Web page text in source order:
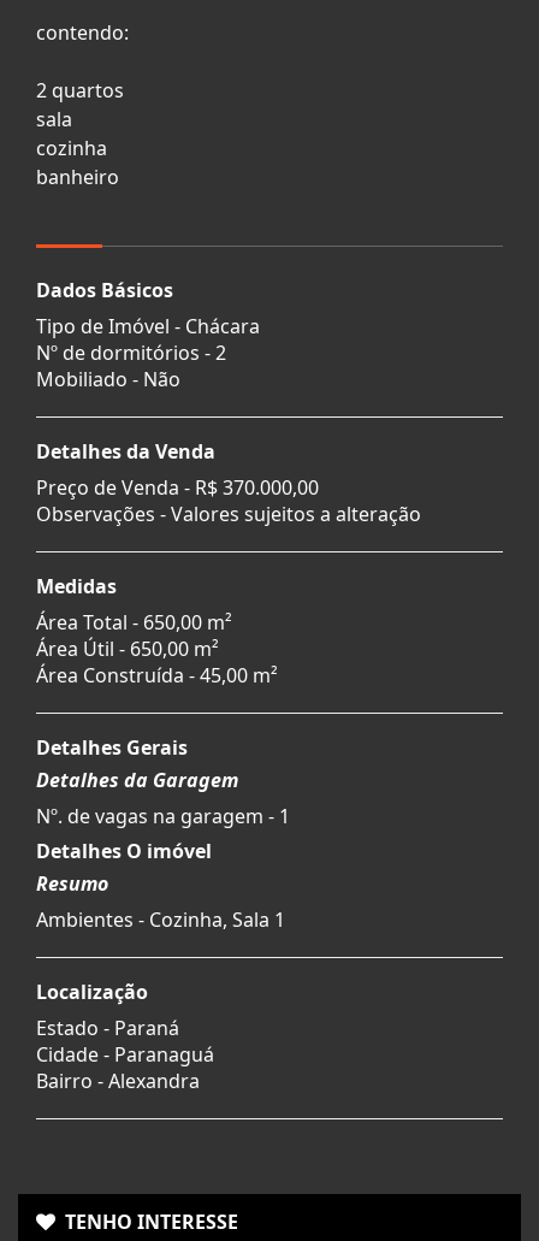
contendo:
2 quartos
sala
cozinha
banheiro
Dados Básicos
Tipo de Imóvel - Chácara
Nº de dormitórios - 2
Mobiliado - Não
Detalhes da Venda
Preço de Venda - R$ 370.000,00
Observações - Valores sujeitos a alteração
Medidas
Área Total - 650,00 m²
Área Útil - 650,00 m²
Área Construída - 45,00 m²
Detalhes Gerais
Detalhes da Garagem
Nº. de vagas na garagem - 1
Detalhes O imóvel
Resumo
Ambientes - Cozinha, Sala 1
Localização
Estado - Paraná
Cidade - Paranaguá
Bairro -Alexandra
TENHO INTERESSE